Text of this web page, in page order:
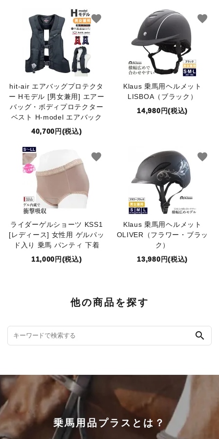
hit-air エアバッグプロテクタ
ー Hモデル [男女兼用] エアー
バッグ・ボディプロテクター
ベスト H-model エアバック
40,700円(税込)
favorite
Klaus 乗馬用ヘルメット
LISBOA（ブラック）
14,980円(税込)
favorite
ライダーゲルショーツ KSS1
[レディース] 女性用 ゲルパッ
ド入り 乗馬 パンティ 下着
11,000円(税込)
favorite
Klaus 乗馬用ヘルメット
OLIVER（フラワー・ブラッ
ク）
13,980円(税込)
favorite
他の商品を探す
search
乗馬用品プラスとは？